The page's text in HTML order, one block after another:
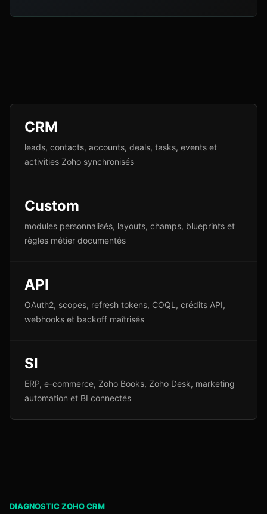
CRM
leads, contacts, accounts, deals, tasks, events et
activities Zoho synchronisés
Custom
modules personnalisés, layouts, champs, blueprints et
règles métier documentés
API
OAuth2, scopes, refresh tokens, COQL, crédits API,
webhooks et backoff maîtrisés
SI
ERP, e-commerce, Zoho Books, Zoho Desk, marketing
automation et BI connectés
DIAGNOSTIC ZOHO CRM